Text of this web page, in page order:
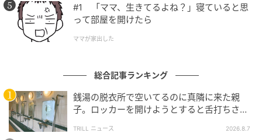
足首
#1 「ママ、生きてるよね？」寝ていると思
って部屋を開けたら
ママが家出した
総合記事ランキング
銭湯の脱衣所で空いてるのに真隣に来た親
子。ロッカーを開けようとすると舌打ちさ
中で拍手」
TRILL ニュース 2026.8.7